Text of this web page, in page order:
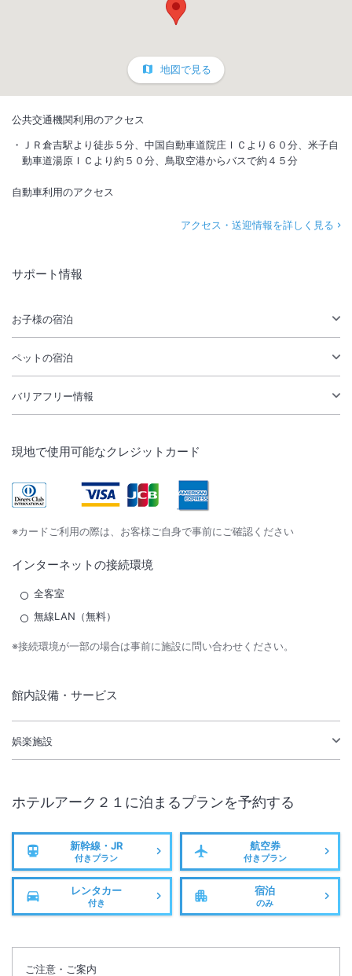
地図で見る
公共交通機関利用のアクセス
ＪＲ倉吉駅より徒歩５分、中国自動車道院庄ＩＣより６０分、米子自
動車道湯原ＩＣより約５０分、鳥取空港からバスで約４５分
自動車利用のアクセス
アクセス・送迎情報を詳しく見る
サポート情報
お子様の宿泊
ペットの宿泊
バリアフリー情報
現地で使用可能なクレジットカード
※カードご利用の際は、お客様ご自身で事前にご確認ください
インターネットの接続環境
全客室
無線LAN（無料）
※接続環境が一部の場合は事前に施設に問い合わせください。
館内設備・サービス
娯楽施設
ホテルアーク２１ に泊まるプランを予約する
新幹線・JR
付きプラン
航空券
付きプラン
レンタカー
付き
宿泊
のみ
ご注意・ご案内